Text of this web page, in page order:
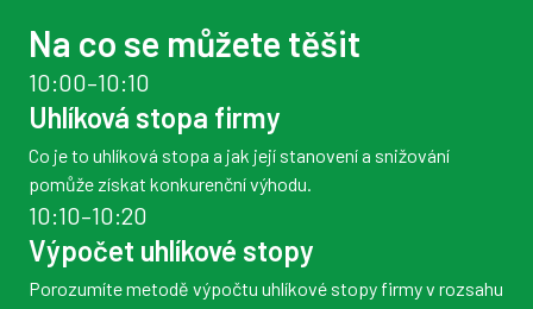
Na co se můžete těšit
10:00–10:10
Uhlíková stopa firmy
Co je to uhlíková stopa a jak její stanovení a snižování
pomůže získat konkurenční výhodu.
10:10–10:20
Výpočet uhlíkové stopy
Porozumíte metodě výpočtu uhlíkové stopy firmy v rozsahu